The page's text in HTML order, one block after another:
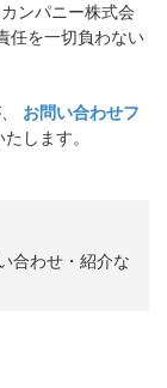
ンパニー株式会
任を一切負わない
お問い合わせフ
します。
合わせ・紹介な